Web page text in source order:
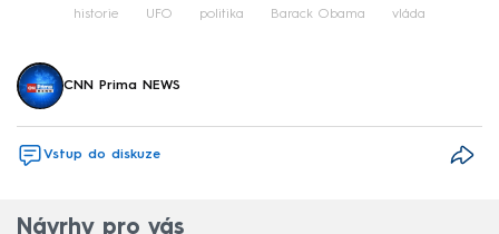
historie UFO politika Barack Obama vláda
CNN Prima NEWS
Vstup do diskuze
Návrhy pro vás